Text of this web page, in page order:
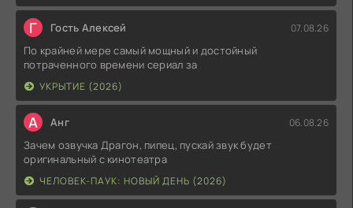
Г Гость Алексей 07.08.26
По крайней мере самый мощный и достойный
потраченного времени сериал за
УКРЫТИЕ (2026)
А Анг 06.08.26
Зачем озвучка Драгон, пипец, пускай звук будет
оригинальный с кинотеатра
ЧЕЛОВЕК-ПАУК: НОВЫЙ ДЕНЬ (2026)